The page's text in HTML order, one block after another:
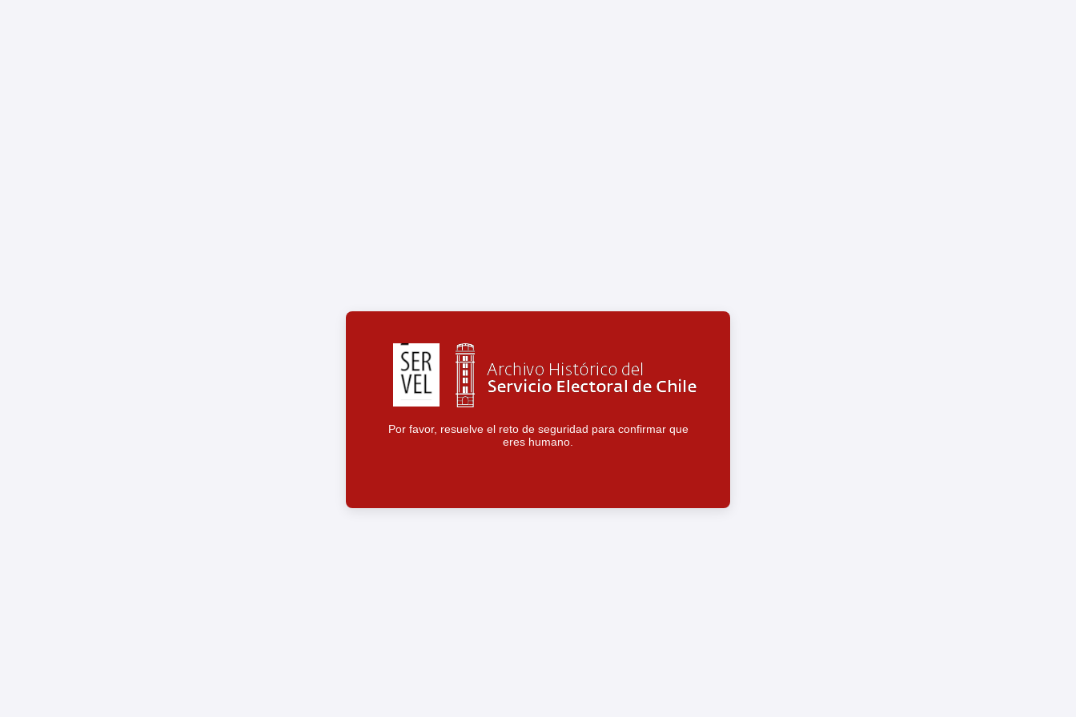
Por favor, resuelve el reto de seguridad para confirmar que
eres humano.